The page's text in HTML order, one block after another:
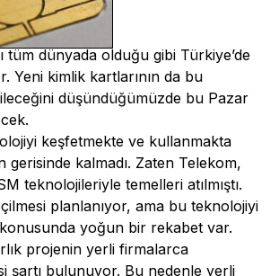
tüm dünyada olduğu gibi Türkiye’de
Yeni kimlik kartlarının da bu
düşündüğümüzde bu Pazar
keşfetmekte ve kullanmakta
gerisinde kalmadı. Zaten Telekom,
teknolojileriyle temelleri atılmıştı.
planlanıyor, ama bu teknolojiyi
yoğun bir rekabet var.
projenin yerli firmalarca
şartı bulunuyor. Bu nedenle yerli